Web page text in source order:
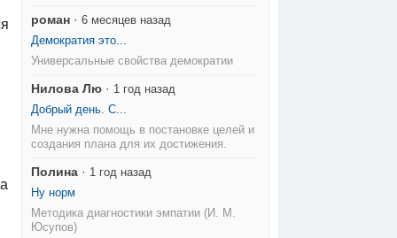
роман ·6 месяцев назад
Демократия это...
Универсальные свойства демократии
Нилова Лю · 1 год назад
Добрый день. С...
Мне нужна помощь в постановке целей и
создания плана для их достижения.
Полина · 1 год назад
Ну норм
Методика диагностики эмпатии (И. М.
Юсупов)